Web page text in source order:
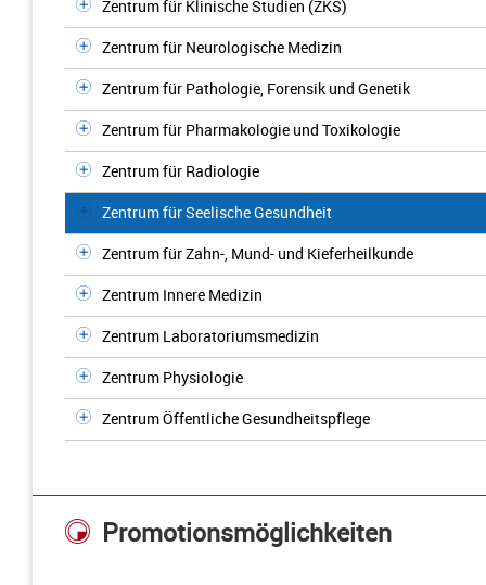
Zentrum für Klinische Studien (ZKS)
Zentrum für Neurologische Medizin
Zentrum für Pathologie, Forensik und Genetik
Zentrum für Pharmakologie und Toxikologie
Zentrum für Radiologie
Zentrum für Seelische Gesundheit
Zentrum für Zahn-, Mund- und Kieferheilkunde
Zentrum Innere Medizin
Zentrum Laboratoriumsmedizin
Zentrum Physiologie
Zentrum Öffentliche Gesundheitspflege
Promotionsmöglichkeiten